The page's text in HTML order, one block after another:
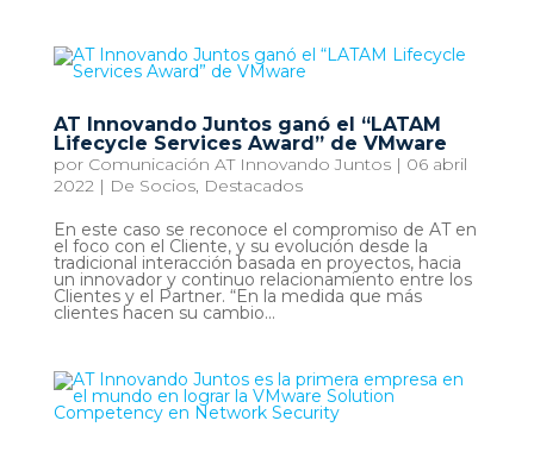
AT Innovando Juntos ganó el “LATAM
Lifecycle Services Award” de VMware
por Comunicación AT Innovando Juntos| 06 abril
2022| De Socios, Destacados
En este caso se reconoce el compromiso de AT en
el foco con el Cliente, y su evolución desde la
tradicional interacción basada en proyectos, hacia
un innovador y continuo relacionamiento entre los
Clientes y el Partner. “En la medida que más
clientes hacen su cambio...